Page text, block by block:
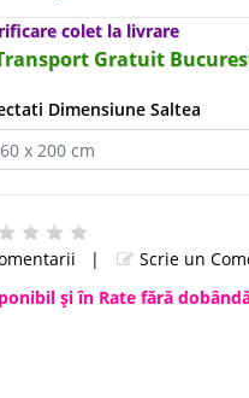
colet la livrare
Gratuit
Dimensiune Saltea
|
Scrie un
şi în Rate fără